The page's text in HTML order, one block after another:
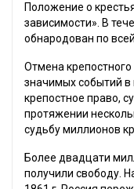
Положение о
зависимости». В
обнародован по
Отмена
значимых событий
крепостное право,
протяжении
судьбу миллионов
Более двадцати
получили свободу.